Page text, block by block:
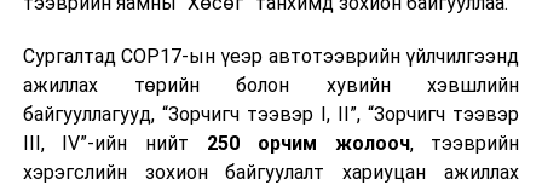
Төрийн албаны шинэчлэлийг боловсрол, шинжлэх
ухааны салбараас эхлүүлэх боломж байна
ӨМНӨХ МЭДЭЭ
Үс шинээр үргээлгэх буюу засуулбал сайн
Сургалтад COP17-ын үеэр автотээврийн үйлчилгээнд
ажиллах төрийн болон хувийн хэвшлийн
байгууллагууд, “Зорчигч тээвэр I, II”, “Зорчигч тээвэр
III, IV”-ийн нийт 250 орчим жолооч, тээврийн
хэрэгслийн зохион байгуулалт хариуцан ажиллах